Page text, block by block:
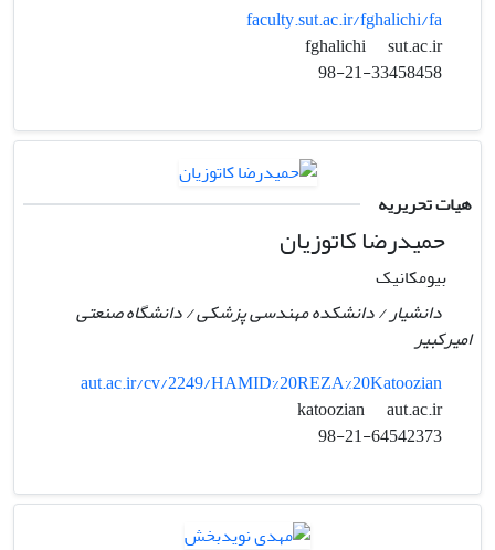
faculty.sut.ac.ir/fghalichi/fa
fghalichi
sut.ac.ir
هیات تحریریه
حمیدرضا کاتوزیان
بیومکانیک
دانشیار / دانشکده مهندسی پزشکی / دانشگاه صنعتی
امیرکبیر
aut.ac.ir/cv/2249/HAMID%20REZA%20Katoozian
katoozian
aut.ac.ir